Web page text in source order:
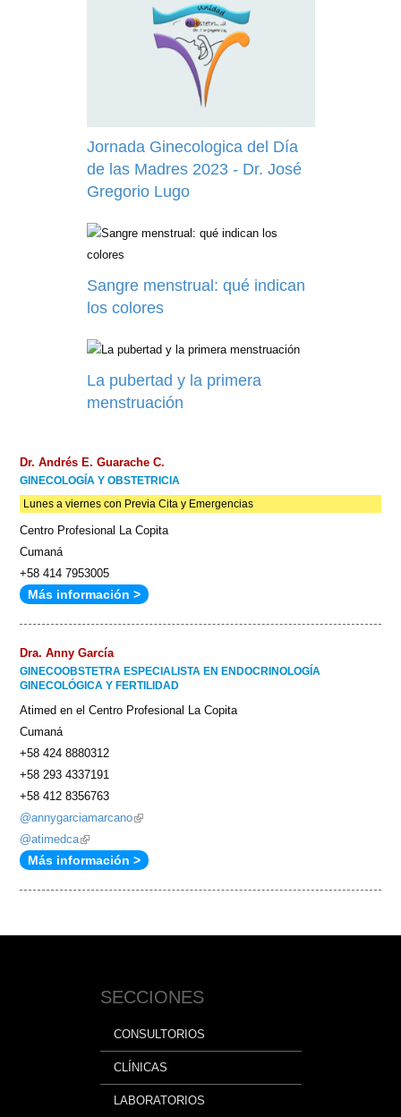
Jornada Ginecologica del Día
de las Madres 2023 - Dr. José
Gregorio Lugo
Sangre menstrual: qué indican
los colores
La pubertad y la primera
menstruación
Dr. Andrés E. Guarache C.
GINECOLOGÍA Y OBSTETRICIA
Lunes a viernes con Previa Cita y Emergencias
Centro Profesional La Copita
Cumaná
+58 414 7953005
Más información >
Dra. Anny García
GINECOOBSTETRA ESPECIALISTA EN ENDOCRINOLOGÍA
GINECOLÓGICA Y FERTILIDAD
Atimed en el Centro Profesional La Copita
Cumaná
+58 424 8880312
+58 293 4337191
+58 412 8356763
@annygarciamarcano(link
external)
@atimedca(link
is
Más información >
SECCIONES
CONSULTORIOS
CLÍNICAS
LABORATORIOS